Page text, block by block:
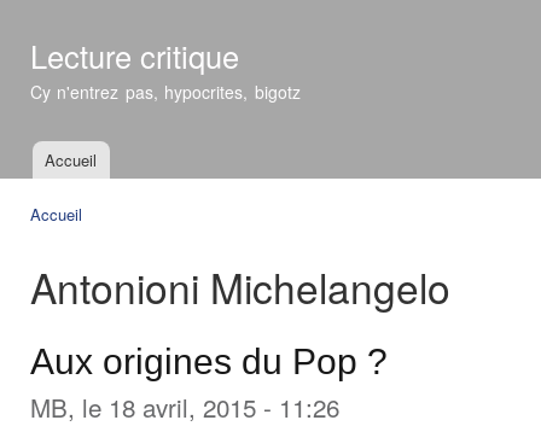
Lecture critique
Cy n'entrez pas, hypocrites, bigotz
Menu principal
Accueil
Accueil
Antonioni Michelangelo
Aux origines du Pop ?
MB, le 18 avril, 2015 - 11:26